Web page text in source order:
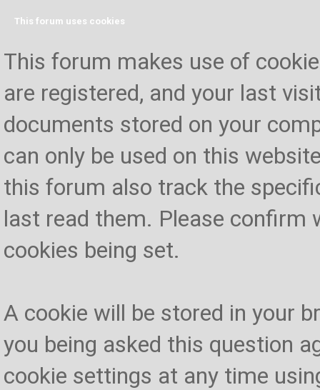
This forum uses cookies
This forum makes use of
are registered, and your last
documents stored on your
can only be used on this
this forum also track the
last read them. Please confirm
cookies being set.
A cookie will be stored in your
you being asked this question
cookie settings at any time